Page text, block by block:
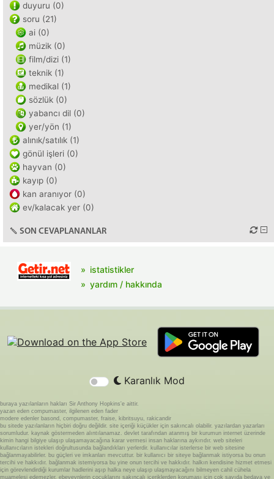
duyuru (0)
soru (21)
ai (0)
müzik (0)
film/dizi (1)
teknik (1)
medikal (1)
sözlük (0)
yabancı dil (0)
yer/yön (1)
alınık/satılık (1)
gönül işleri (0)
hayvan (0)
kayıp (0)
kan aranıyor (0)
ev/kalacak yer (0)
SON CEVAPLANANLAR
istatistikler
yardım / hakkında
Karanlık Mod
buraya yazılanların hakları Sir Anthony Hopkins'e aittir.
yazan eden compumaster, ilgilenen eden fader
modere edenler basond, compumaster, fraise, kibritsuyu, rakicandir
bu sitede yazılanların hiçbiri doğru değildir. site içeriği küçükler için sakıncalı olabilir. yazılardan yazarları
sorumludur. kaynak göstermeden alıntılanamaz. devlet tarafından atanmış bir kurumun internet üzerinde
kimin hangi bilgiye ulaşıp ulaşamayacağına karar vermesi insan haklarına aykırıdır. web siteleri
kullanıcıların istekleri doğrultusunda bağlandıkları yerlerdir. kullanıcılar isterlerse bir web sitesine
bağlanmayabilirler. bu güçleri ve imkanları mevcuttur. bir kullanıcı bir siteye bağlanmak istiyorsa bu onun
tercihi ve hakkıdır. bağlanmak istemiyorsa bu yine onun tercihi ve hakkıdır. halkın kendisine hizmet etmesi
için görevlendirdiği kurumlar hadlerini aşıp halka neye ulaşıp ulaşmayacağını bilmeyen cahil cühela
muamelesi edemezler. ebeveynlerin çocuklarını sakıncalı içeriklerden koruması için çok sayıda bedava ve